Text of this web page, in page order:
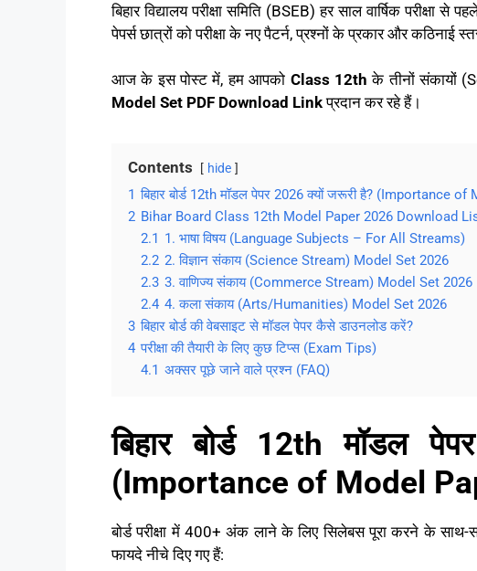
बिहार विद्यालय परीक्षा समिति (BSEB) हर साल वार्षिक परीक्षा से
पेपर्स छात्रों को परीक्षा के नए पैटर्न, प्रश्नों के प्रकार और
आज के इस पोस्ट में, हम आपको Class 12th के तीनों संकायों
Model Set PDF Download Linkप्रदान कर रहे हैं।
Contents hide
1 बिहार बोर्ड 12th मॉडल पेपर 2026 क्यों जरूरी है? (Importance
2 Bihar Board Class 12th Model Paper 2026 Download
2.1 1. भाषा विषय (Language Subjects – For All Streams)
2.2 2. विज्ञान संकाय (Science Stream) Model Set 2026
2.3 3. वाणिज्य संकाय (Commerce Stream) Model Set 2026
2.4 4. कला संकाय (Arts/Humanities) Model Set 2026
3 बिहार बोर्ड की वेबसाइट से मॉडल पेपर कैसे डाउनलोड करें?
4 परीक्षा की तैयारी के लिए कुछ टिप्स (Exam Tips)
4.1 अक्सर पूछे जाने वाले प्रश्न (FAQ)
बिहार बोर्ड 12th मॉडल
(Importance of Model
बोर्ड परीक्षा में 400+ अंक लाने के लिए सिलेबस पूरा करने के
फायदे नीचे दिए गए हैं: